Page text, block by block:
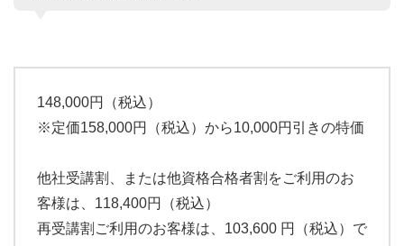
148,000円（税込）
※定価158,000円（税込）から10,000円引きの特価
他社受講割、または他資格合格者割をご利用のお
客様は、118,400円（税込）
再受講割ご利用のお客様は、103,600 円（税込）で